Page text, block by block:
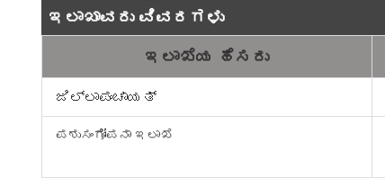
ಇಲಾಖಾವರು ವಿವರಗಳು
ಇಲಾಖೆಯ ಹೆಸರು
ಜಿಲ್ಲಾಪಂಚಾಯತ್
ಪಶುಸಂಗೋಪನಾ ಇಲಾಖೆ